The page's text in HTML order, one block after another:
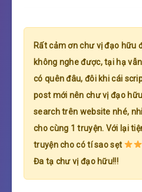
Rất cảm ơn chư vị đạo hữu
không nghe được, tại hạ
có quên đâu, đôi khi cái
post mới nên chư vị đạo
search trên website nhé,
cho cùng 1 truyện. Với lại
truyện cho có tí sao sẹt
Đa tạ chư vị đạo hữu!!!